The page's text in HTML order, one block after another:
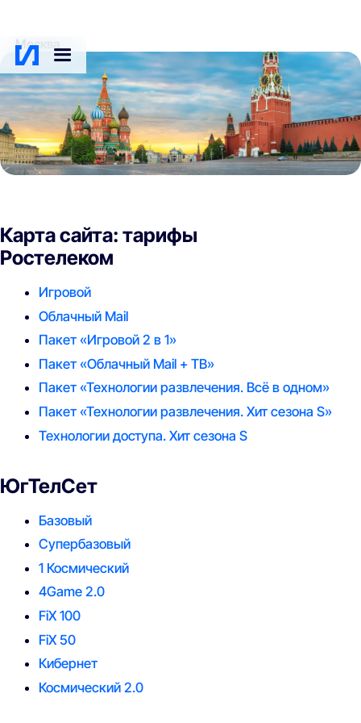
Москва
Карта сайта: тарифы
Ростелеком
Игровой
Облачный Mail
Пакет «Игровой 2 в 1»
Пакет «Облачный Mail + ТВ»
Пакет «Технологии развлечения. Всё в одном»
Пакет «Технологии развлечения. Хит сезона S»
Технологии доступа. Хит сезона S
ЮгТелСет
Базовый
Супербазовый
1 Космический
4Game 2.0
FiX 100
FiX 50
Кибернет
Космический 2.0